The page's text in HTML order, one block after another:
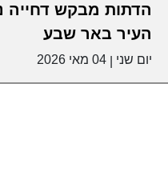
הדתות מבקש דחייה
העיר באר שבע
יום שני 04 מאי 2026